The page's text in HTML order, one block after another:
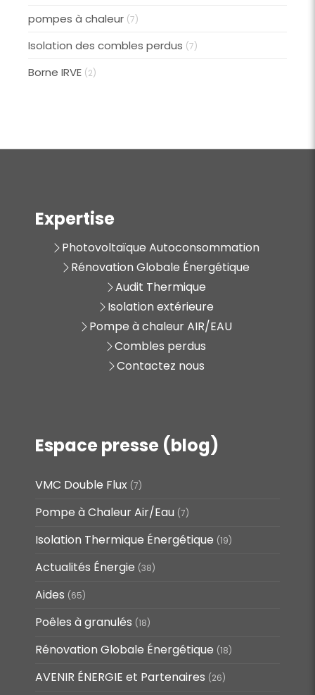
pompes à chaleur (7)
Isolation des combles perdus (7)
Borne IRVE (2)
Expertise
Photovoltaïque Autoconsommation
Rénovation Globale Énergétique
Audit Thermique
Isolation extérieure
Pompe à chaleur AIR/EAU
Combles perdus
Contactez nous
Espace presse (blog)
VMC Double Flux (7)
Pompe à Chaleur Air/Eau (7)
Isolation Thermique Énergétique (19)
Actualités Énergie (38)
Aides (65)
Poêles à granulés (18)
Rénovation Globale Énergétique (18)
AVENIR ÉNERGIE et Partenaires (26)